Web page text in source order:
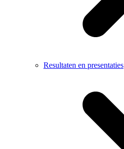
Resultaten en presentaties